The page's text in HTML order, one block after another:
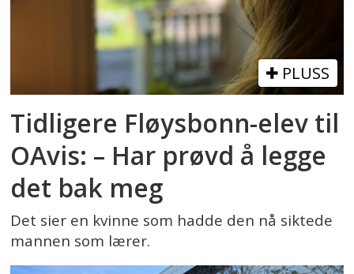
PLUSS
Tidligere Fløysbonn-elev til
OAvis: – Har prøvd å legge
det bak meg
Det sier en kvinne som hadde den nå siktede
mannen som lærer.